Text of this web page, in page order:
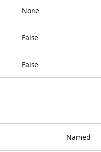
None
False
False
Named